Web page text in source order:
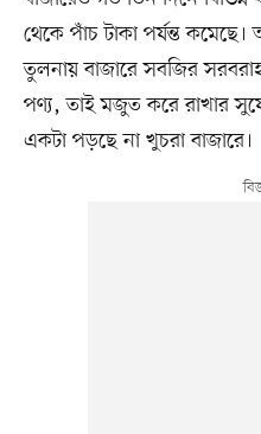
থেকে পাঁচ টাকা পর্যন্ত
তুলনায় বাজারে সবজির
পণ্য, তাই মজুত করে রাখার
একটা পড়ছে না খুচরা বাজারে।